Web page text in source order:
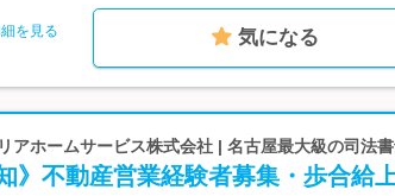
を見る 気になる
アホームサービス株式会社 | 名古屋最大級の司法
知》不動産営業経験者募集・歩合給